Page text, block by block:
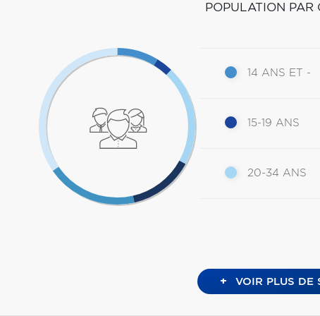
POPULATION PAR
14 ANS ET -
15-19 ANS
20-34 ANS
+ VOIR PLUS DE